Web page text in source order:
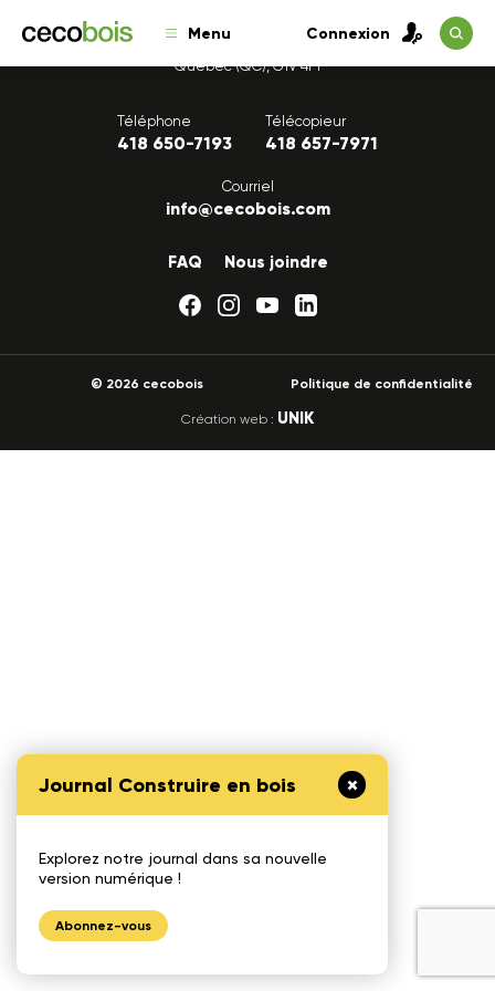
Menu Connexion
Journal Construire en bois
Explorez notre journal dans sa nouvelle
version numérique !
Abonnez-vous
1175, avenue Lavigerie, Bureau 200
Québec (QC), G1V 4P1
Téléphone
418 650-7193
Télécopieur
418 657-7971
Courriel
info@cecobois.com
FAQ Nous joindre
© 2026 cecobois Politique de confidentialité
Création web : UNIK